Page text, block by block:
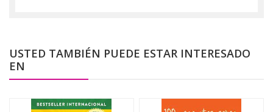
USTED TAMBIÉN PUEDE ESTAR INTERESADO
EN